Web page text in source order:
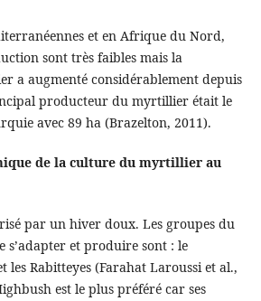
et en Afrique du Nord,
sont très faibles mais la
a augmenté considérablement depuis
producteur du myrtillier était le
avec 89 ha (Brazelton, 2011).
de la culture du myrtillier au
par un hiver doux. Les groupes du
s’adapter et produire sont : le
les Rabitteyes (Farahat Laroussi et al.,
est le plus préféré car ses